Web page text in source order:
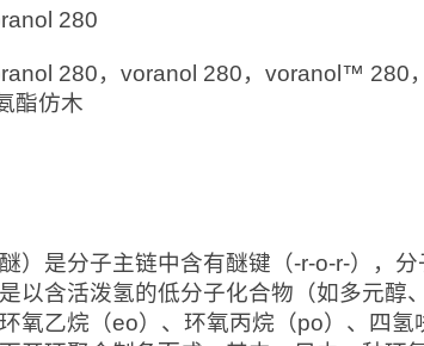
280
280，voranol 280，voranol™ 280
酯仿木
）是分子主链中含有醚键（-r-o-r-），
以含活泼氢的低分子化合物（如多元醇
氧乙烷（eo）、环氧丙烷（po）、四